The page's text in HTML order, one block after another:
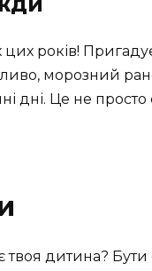
цих років!
морозний
дні. Це не
дитина? Бути